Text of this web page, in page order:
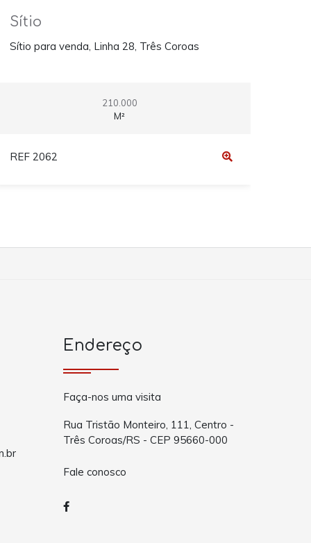
Sítio
Sítio para venda, Linha 28, Três Coroas
210.000
M²
REF 2062
Endereço
Faça-nos uma visita
Rua Tristão Monteiro, 111, Centro -
Três Coroas/RS - CEP 95660-000
Fale conosco